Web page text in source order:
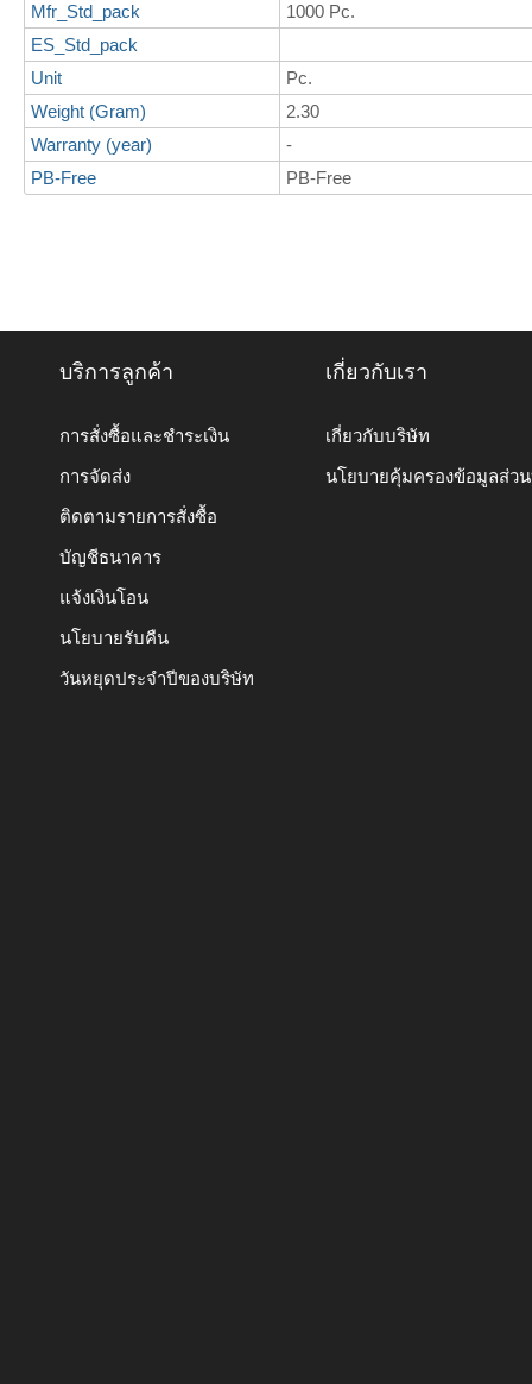
Mfr_Std_pack
1000 Pc.
ES_Std_pack
Unit
Pc.
Weight (Gram)
2.30
Warranty (year)
-
PB-Free
PB-Free
บริการลูกค้า
การสั่งซื้อและชำระเงิน
การจัดส่ง
ติดตามรายการสั่งซื้อ
บัญชีธนาคาร
แจ้งเงินโอน
นโยบายรับคืน
วันหยุดประจำปีของบริษัท
เกี่ยวกับเรา
เกี่ยวกับบริษัท
นโยบายคุ้มครองข้อมูลส่ว